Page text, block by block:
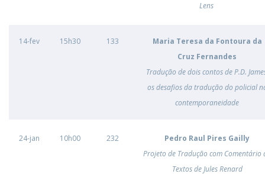
Lens
14-fev 15h30 133
Maria Teresa da Fontoura da
Cruz Fernandes
Tradução de dois contos de P.D.
os desafios da tradução do policial
contemporaneidade
24-jan 10h00 232
Pedro Raul Pires Gailly
Projeto de Tradução com Comentário
Textos de Jules Renard